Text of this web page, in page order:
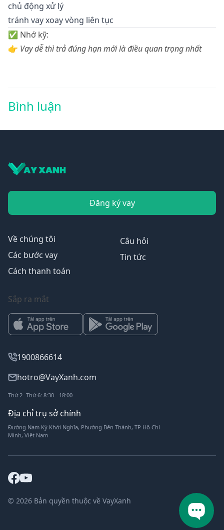
chủ động xử lý
tránh vay xoay vòng liên tục
✅ Nhớ kỹ:
👉 Vay dễ thì trả đúng hạn mới là điều quan trọng nhất
Bình luận
Đăng ký vay
Về chúng tôi
Các bước vay
Cách thanh toán
Câu hỏi
Tin tức
Sắp ra mắt
1900866614
hotro@VayXanh.com
Thứ 2- Thứ 6: 8:30 - 18:00
Địa chỉ trụ sở chính
Đường Nam Kỳ Khởi Nghĩa, Phường Bến Thành, TP Hồ Chí
Minh, Việt Nam
© 2026 Bản quyền thuộc về VayXanh